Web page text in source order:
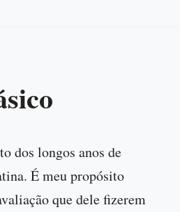
dos longos anos de
É meu propósito
que dele fizerem